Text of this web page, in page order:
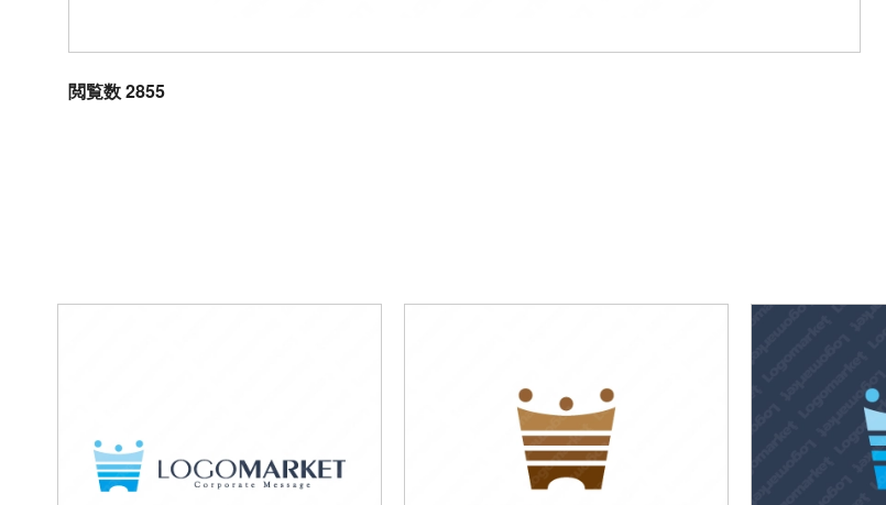
閲覧数 2855